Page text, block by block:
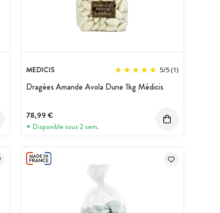
MEDICIS 5/5(1)
Dragées Amande Avola Dune 1kg Médicis
78,99 €
Disponible sous 2 sem.